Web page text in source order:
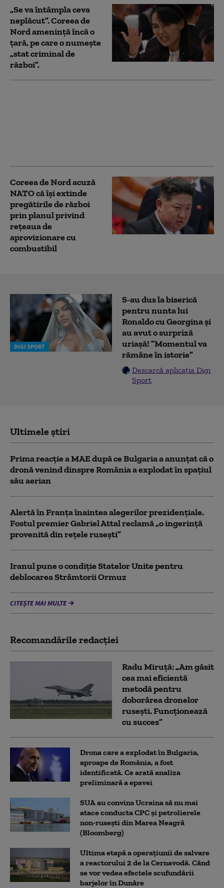
„Se va întâmpla ceva
neplăcut”. Coreea de
Nord amenință încă o
țară, pe care o numește
„stat criminal de
război”.
Coreea de Nord acuză
NATO că își extinde
pregătirile de război
prin planul privind
rețeaua de
aprovizionare cu
combustibil
DIGI SPORT
S-au dus la biserică
pentru nunta lui
Ronaldo cu Georgina și
au avut o surpriză
uriașă! ”Momentul va
rămâne în istorie”
Descarcă aplicația Digi
Sport
Ultimele știri
Prima reacție a MAE după ce Bulgaria a anunţat că o
dronă venind dinspre România a explodat în spaţiul
său aerian
Alertă în Franța înaintea alegerilor prezidențiale.
Fostul premier Gabriel Attal reclamă „o ingerință
provenită din rețele rusești”
Iranul pune o condiție Statelor Unite pentru
deblocarea Strâmtorii Ormuz
CITEȘTE MAI MULTE
Recomandările redacţiei
Radu Miruță: „Am găsit
cea mai eficientă
metodă pentru
doborârea dronelor
rusești. Funcționează
cu succes”
Drona care a explodat în Bulgaria,
aproape de România, a fost
identificată. Ce arată analiza
preliminară a epavei
SUA au convins Ucraina să nu mai
atace conducta CPC şi petrolierele
non-ruseşti din Marea Neagră
(Bloomberg)
Ultima etapă a operațiunii de salvare
a reactorului 2 de la Cernavodă. Când
se vor vedea efectele scufundării
barjelor în Dunăre